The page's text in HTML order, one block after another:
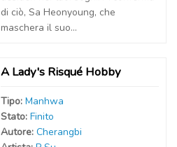
di ciò, Sa Heonyoung, che
maschera il suo...
A Lady's Risqué Hobby
Tipo: Manhwa
Stato: Finito
Autore: Cherangbi